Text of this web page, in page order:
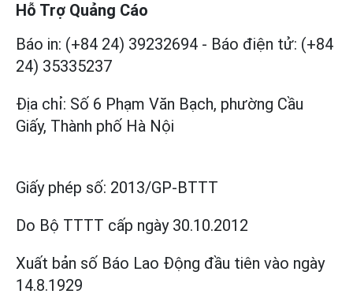
Hỗ Trợ Quảng Cáo
Báo in: (+84 24) 39232694 - Báo điện tử: (+84
24) 35335237
Địa chỉ: Số 6 Phạm Văn Bạch, phường Cầu
Giấy, Thành phố Hà Nội
Giấy phép số: 2013/GP-BTTT
Do Bộ TTTT cấp ngày 30.10.2012
Xuất bản số Báo Lao Động đầu tiên vào ngày
14.8.1929